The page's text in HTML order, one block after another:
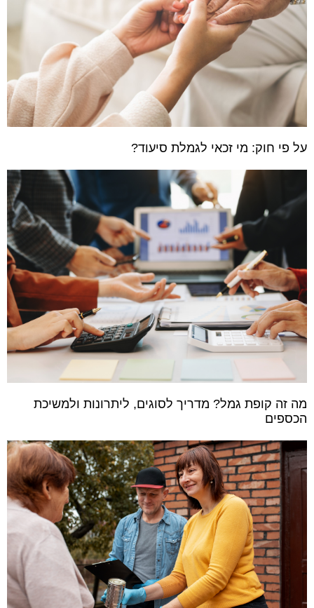
על פי חוק: מי זכאי לגמלת סיעוד?
מה זה קופת גמל? מדריך לסוגים, ליתרונות ולמשיכת
הכספים